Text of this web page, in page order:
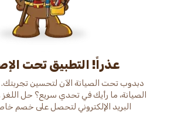
عذراً! التطبيق تحت
دبدوب تحت الصيانة الآن لتحسين
الصيانة، ما رأيك في تحدي سريع؟ حل
البريد الإلكتروني لتحصل على خصم